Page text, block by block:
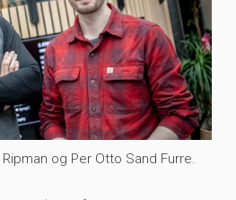
og Per Otto Sand Furre.